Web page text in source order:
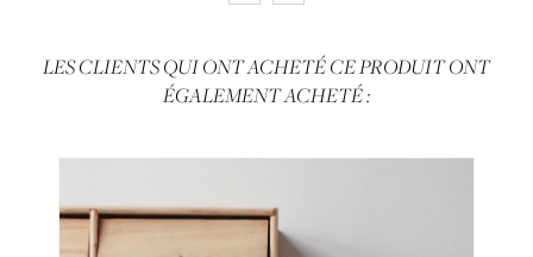
LES CLIENTS QUI ONT ACHETÉ CE PRODUIT ONT
ÉGALEMENT ACHETÉ :